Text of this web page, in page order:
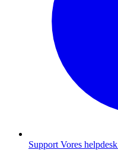
Support Vores